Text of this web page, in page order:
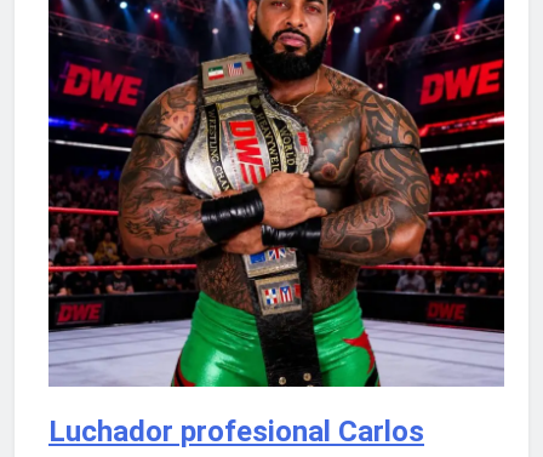
Luchador profesional Carlos